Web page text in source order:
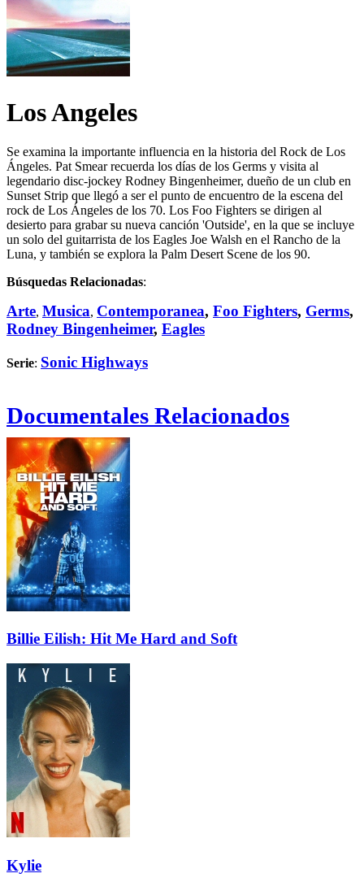
Los Angeles
Se examina la importante influencia en la historia del Rock de Los
Ángeles. Pat Smear recuerda los días de los Germs y visita al
legendario disc-jockey Rodney Bingenheimer, dueño de un club en
Sunset Strip que llegó a ser el punto de encuentro de la escena del
rock de Los Ángeles de los 70. Los Foo Fighters se dirigen al
desierto para grabar su nueva canción 'Outside', en la que se incluye
un solo del guitarrista de los Eagles Joe Walsh en el Rancho de la
Luna, y también se explora la Palm Desert Scene de los 90.
Búsquedas Relacionadas:
Arte, Musica, Contemporanea, Foo Fighters, Germs,
Rodney Bingenheimer, Eagles
Serie: Sonic Highways
Documentales Relacionados
Billie Eilish: Hit Me Hard and Soft
Kylie